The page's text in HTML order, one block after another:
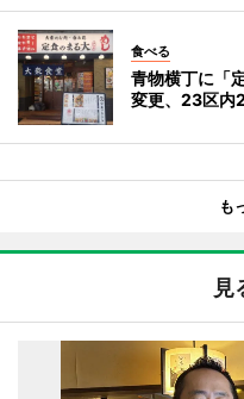
食べる
青物横丁に「
変更、23区内
も
見